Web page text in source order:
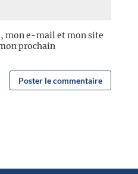
mon e-mail et mon site
prochain